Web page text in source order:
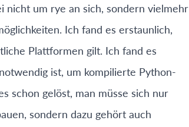
nicht um rye an sich, sondern vielmehr
Ich fand es erstaunlich,
Plattformen gilt. Ich fand es
ist, um kompilierte Python-
schon gelöst, man müsse sich nur
sondern dazu gehört auch